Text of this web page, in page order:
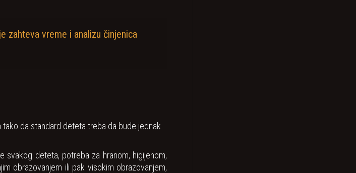
zahteva vreme i analizu činjenica
da standard deteta treba da bude jednak
deteta, potreba za hranom, higijenom,
obrazovanjem ili pak visokim obrazovanjem,